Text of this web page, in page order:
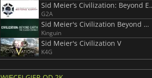
Sid Meier’s
G2A
Sid Meier's Civilization Beyond Earth Classics Bundle
Kinguin
Sid Meier's Civilization V
K4G